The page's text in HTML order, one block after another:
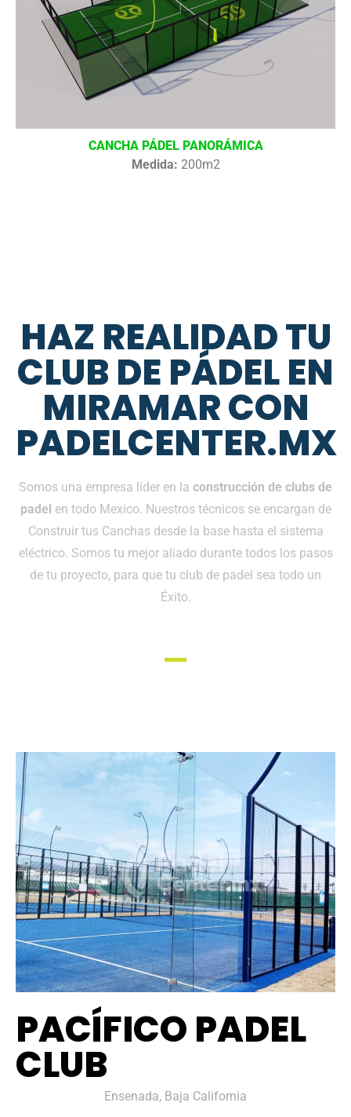
CANCHA PÁDEL PANORÁMICA
Medida: 200m2
HAZ REALIDAD TU
CLUB DE PÁDEL EN
MIRAMAR CON
PADELCENTER.MX
Somos una empresa líder en la construcción de clubs de
padel en todo Mexico. Nuestros técnicos se encargan de
Construir tus Canchas desde la base hasta el sistema
eléctrico. Somos tu mejor aliado durante todos los pasos
de tu proyecto, para que tu club de padel sea todo un
Éxito.
PACÍFICO PADEL
CLUB
Ensenada, Baja California